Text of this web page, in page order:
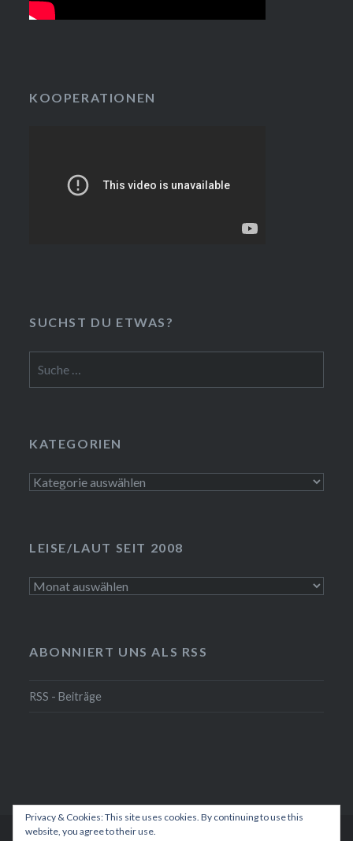
KOOPERATIONEN
SUCHST DU ETWAS?
nach:
KATEGORIEN
Kategorien
LEISE/LAUT SEIT 2008
LEISE/laut
ABONNIERT UNS ALS RSS
RSS - Beiträge
Privacy & Cookies: This site uses cookies. By continuing to use this
website, you agree to their use.